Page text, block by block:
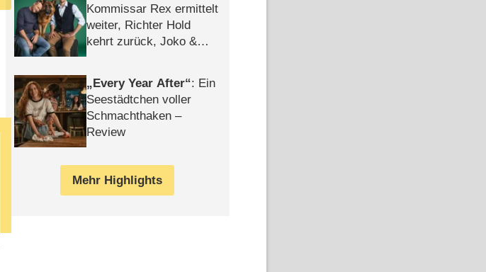
Kommissar Rex ermittelt
weiter, Richter Hold
kehrt zurück, Joko &
Every Year After : Ein
Seestädtchen voller
Schmachthaken –
Review
Mehr Highlights